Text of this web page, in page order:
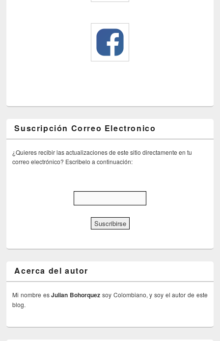
Suscripción Correo Electronico
¿Quieres recibir las actualizaciones de este sitio directamente en tu
correo electrónico? Escribelo a continuación:
Acerca del autor
Mi nombre esJulian Bohorquez soy Colombiano, y soy el autor de este
blog.